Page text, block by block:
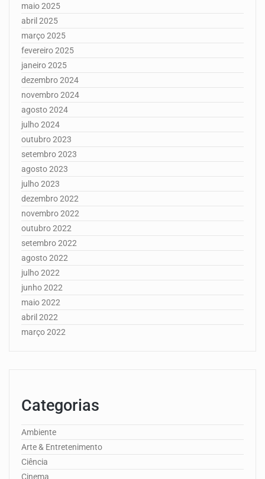
maio 2025
abril 2025
março 2025
fevereiro 2025
janeiro 2025
dezembro 2024
novembro 2024
agosto 2024
julho 2024
outubro 2023
setembro 2023
agosto 2023
julho 2023
dezembro 2022
novembro 2022
outubro 2022
setembro 2022
agosto 2022
julho 2022
junho 2022
maio 2022
abril 2022
março 2022
Categorias
Ambiente
Arte & Entretenimento
Ciência
Cinema